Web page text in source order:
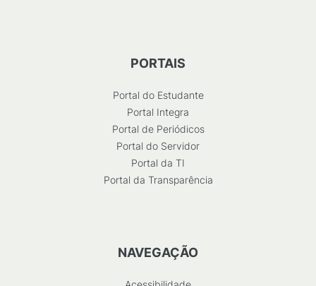
PORTAIS
Portal do Estudante
Portal Integra
Portal de Periódicos
Portal do Servidor
Portal da TI
Portal da Transparência
NAVEGAÇÃO